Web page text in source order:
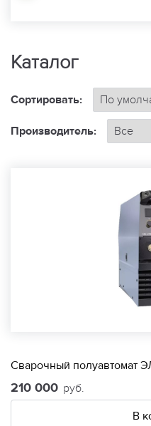
Каталог
Сортировать:
Производитель:
Сварочный полуавтомат
210 000 руб.
В